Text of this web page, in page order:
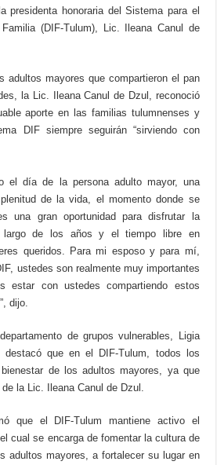
presidenta honoraria del Sistema para el
(DIF-Tulum), Lic. Ileana Canul de
adultos mayores que compartieron el pan
la Lic. Ileana Canul de Dzul, reconoció
aporte en las familias tulumnenses y
DIF siempre seguirán “sirviendo con
el día de la persona adulto mayor, una
de la vida, el momento donde se
una gran oportunidad para disfrutar la
largo de los años y el tiempo libre en
queridos. Para mi esposo y para mí,
ustedes son realmente muy importantes
estar con ustedes compartiendo estos
dijo.
de grupos vulnerables, Ligia
destacó que en el DIF-Tulum, todos los
de los adultos mayores, ya que
la Lic. Ileana Canul de Dzul.
que el DIF-Tulum mantiene activo el
cual se encarga de fomentar la cultura de
adultos mayores, a fortalecer su lugar en